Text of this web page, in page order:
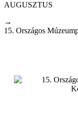
AUGUSZTUS
→
15. Országos